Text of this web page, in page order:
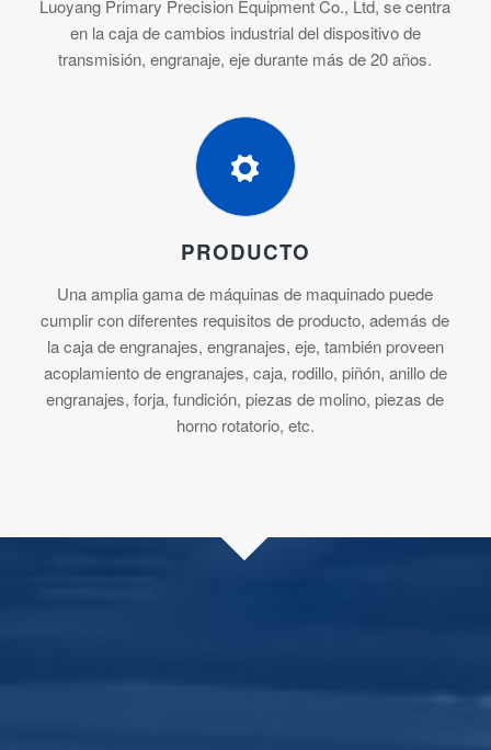
Luoyang Primary Precision Equipment Co., Ltd, se centra
en la caja de cambios industrial del dispositivo de
transmisión, engranaje, eje durante más de 20 años.
PRODUCTO
Una amplia gama de máquinas de maquinado puede
cumplir con diferentes requisitos de producto, además de
la caja de engranajes, engranajes, eje, también proveen
acoplamiento de engranajes, caja, rodillo, piñón, anillo de
engranajes, forja, fundición, piezas de molino, piezas de
horno rotatorio, etc.